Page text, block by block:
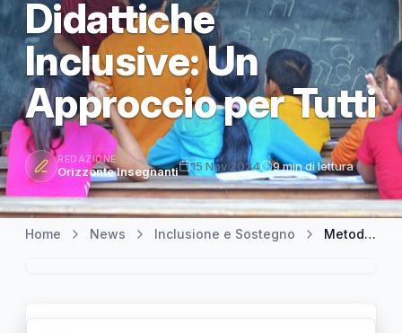
Didattiche
Inclusive: Un
Approccio per Tutti
REDAZIONE
Orizzonte Insegnanti 15 Nov 2024 9 min di lettura
Home News Inclusione e Sostegno Metodologie Didattiche Inclusive: Un Approccio per Tutti